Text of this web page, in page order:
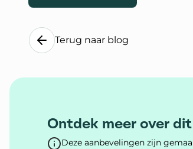
Terug naar blog
Ontdek meer over
Deze aanbevelingen zijn